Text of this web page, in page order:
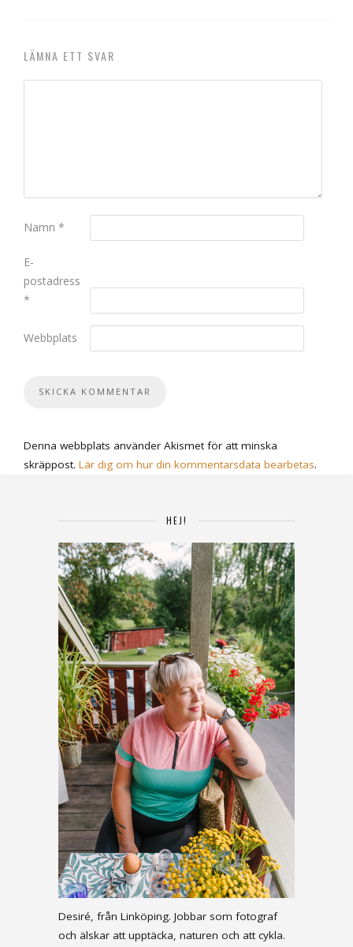
LÄMNA ETT SVAR
Namn *
E-
postadress
*
Webbplats
Denna webbplats använder Akismet för att minska
skräppost. Lär dig om hur din kommentarsdata bearbetas.
HEJ!
Desiré, från Linköping. Jobbar som fotograf
och älskar att upptäcka, naturen och att cykla.